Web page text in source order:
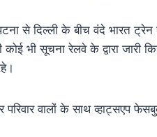
से दिल्ली के बीच वंदे भारत
भी सूचना रेलवे के द्वारा जारी
परिवार वालों के साथ व्हाट्सएप